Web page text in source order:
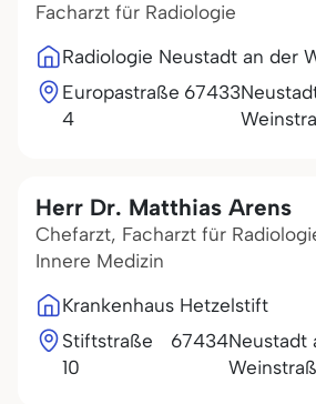
Facharzt für Radiologie
Radiologie Neustadt an der
Europastraße
4
67433
Herr Dr. Matthias Arens
Chefarzt, Facharzt für
Innere Medizin
Krankenhaus Hetzelstift
Stiftstraße
10
67434Neustadt